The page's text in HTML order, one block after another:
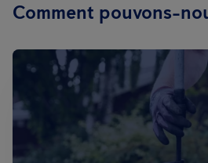
Comment pouvons-